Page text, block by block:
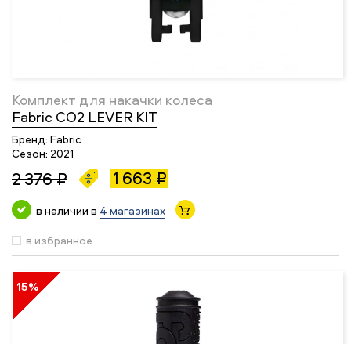
Комплект для накачки колеса
Fabric CO2 LEVER KIT
Бренд: Fabric
Сезон: 2021
2 376 ₽ 1 663 ₽
в наличии в 4 магазинах
в избранное
15%